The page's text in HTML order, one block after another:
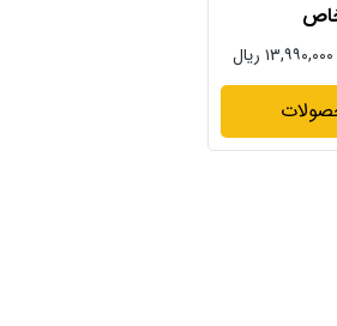
۱۳,۹۹۰,۰۰۰ ریال